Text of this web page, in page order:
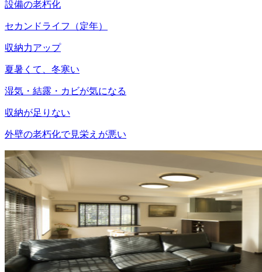
設備の老朽化
セカンドライフ（定年）
収納力アップ
夏暑くて、冬寒い
湿気・結露・カビが気になる
収納が足りない
外壁の老朽化で見栄えが悪い